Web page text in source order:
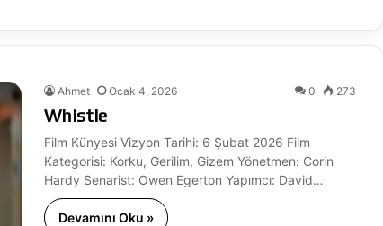
Ahmet Ocak 4, 2026 0 273
Whistle
Film Künyesi Vizyon Tarihi: 6 Şubat 2026 Film
Kategorisi: Korku, Gerilim, Gizem Yönetmen: Corin
Hardy Senarist: Owen Egerton Yapımcı: David…
Devamını Oku »